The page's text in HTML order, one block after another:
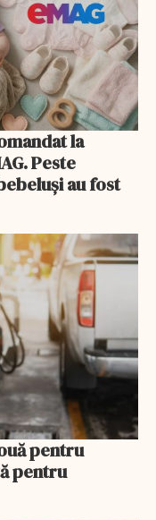
la
Peste
au fost
pentru
pentru